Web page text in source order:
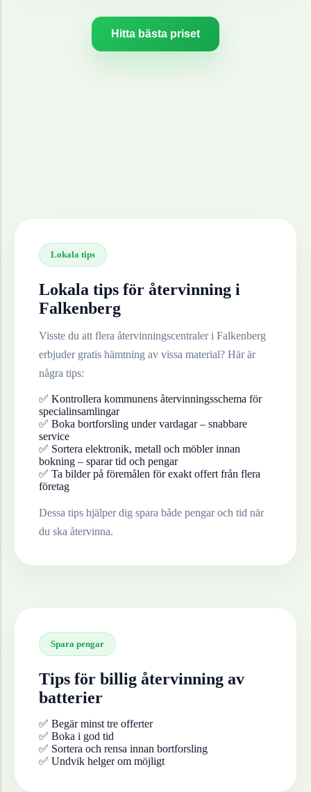
Hitta bästa priset
Lokala tips
Lokala tips för återvinning i
Falkenberg
Visste du att flera återvinningscentraler i Falkenberg
erbjuder gratis hämtning av vissa material? Här är
några tips:
✅ Kontrollera kommunens återvinningsschema för
specialinsamlingar
✅ Boka bortforsling under vardagar – snabbare
service
✅ Sortera elektronik, metall och möbler innan
bokning – sparar tid och pengar
✅ Ta bilder på föremålen för exakt offert från flera
företag
Dessa tips hjälper dig spara både pengar och tid när
du ska återvinna.
Spara pengar
Tips för billig återvinning av
batterier
✅ Begär minst tre offerter
✅ Boka i god tid
✅ Sortera och rensa innan bortforsling
✅ Undvik helger om möjligt